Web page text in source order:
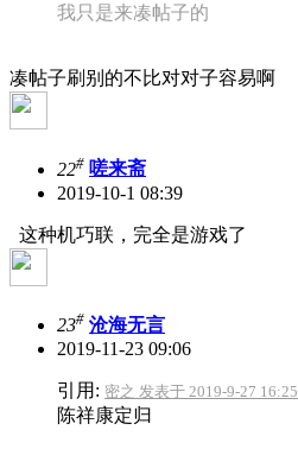
我只是来凑帖子的
凑帖子刷别的不比对对子容易啊
22# 嗟来斋
2019-10-1 08:39
这种机巧联，完全是游戏了
23# 沧海无言
2019-11-23 09:06
引用: 密之 发表于 2019-9-27 16:25
陈祥康定归